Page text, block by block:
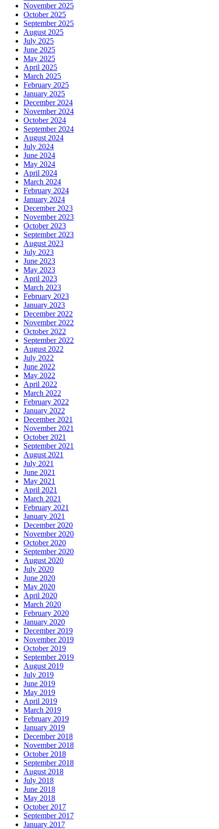
November 2025
October 2025
September 2025
August 2025
July 2025
June 2025
May 2025
April 2025
March 2025
February 2025
January 2025
December 2024
November 2024
October 2024
September 2024
August 2024
July 2024
June 2024
May 2024
April 2024
March 2024
February 2024
January 2024
December 2023
November 2023
October 2023
September 2023
August 2023
July 2023
June 2023
May 2023
April 2023
March 2023
February 2023
January 2023
December 2022
November 2022
October 2022
September 2022
August 2022
July 2022
June 2022
May 2022
April 2022
March 2022
February 2022
January 2022
December 2021
November 2021
October 2021
September 2021
August 2021
July 2021
June 2021
May 2021
April 2021
March 2021
February 2021
January 2021
December 2020
November 2020
October 2020
September 2020
August 2020
July 2020
June 2020
May 2020
April 2020
March 2020
February 2020
January 2020
December 2019
November 2019
October 2019
September 2019
August 2019
July 2019
June 2019
May 2019
April 2019
March 2019
February 2019
January 2019
December 2018
November 2018
October 2018
September 2018
August 2018
July 2018
June 2018
May 2018
October 2017
September 2017
January 2017